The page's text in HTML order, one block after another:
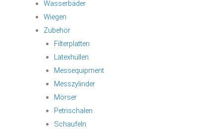
Wasserbäder
Wiegen
Zubehör
Filterplatten
Latexhüllen
Messequipment
Messzylinder
Mörser
Petrischalen
Schaufeln